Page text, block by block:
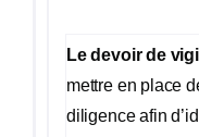
Le devoir de
mettre en place
diligence afin